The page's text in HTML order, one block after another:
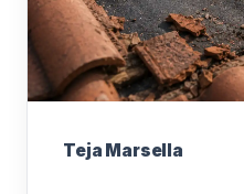
Teja Marsella